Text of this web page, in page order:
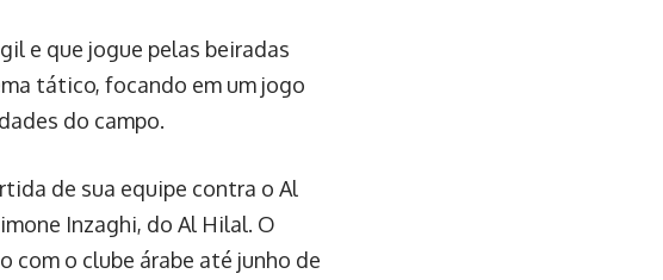
e que jogue pelas beiradas
tático, focando em um jogo
do campo.
de sua equipe contra o Al
Inzaghi, do Al Hilal. O
o clube árabe até junho de